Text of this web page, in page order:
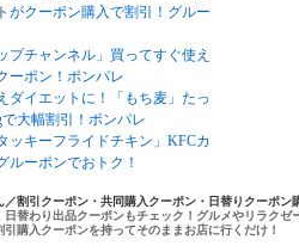
がクーポン購入で割引！グルー
プチャンネル」買ってすぐ使え
ーポン！ポンパレ
ダイエットに！「もち麦」たっ
大幅割引！ポンパレ
ッキーフライドチキン」KFCカ
ルーポンでおトク！
／割引クーポン・共同購入クーポン・日替りクーポン
日替わり出品クーポンもチェック！グルメやリラク
引購入クーポンを持ってそのままお店に行くだけ！